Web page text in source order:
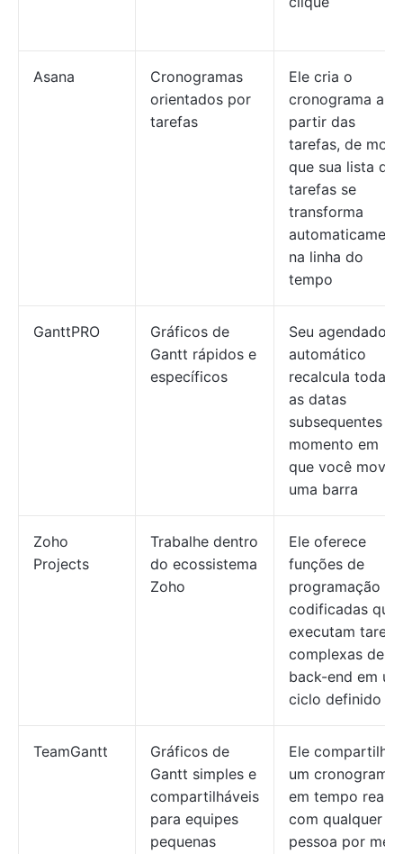
Asana
Cronogramas
orientados por
tarefas
Ele cria o
cronograma a
partir das
tarefas, de
que sua lista de
tarefas se
transforma
na linha do
tempo
GanttPRO
Gráficos de
Gantt rápidos e
específicos
Seu agendador
automático
recalcula todas
as datas
subsequentes no
momento em
que você move
uma barra
Zoho
Projects
Trabalhe dentro
do ecossistema
Zoho
Ele oferece
funções de
programação
codificadas que
executam
complexas de
back-end em um
ciclo definido
TeamGantt
Gráficos de
Gantt simples e
compartilháveis
para equipes
pequenas
Ele compartilha
um cronograma
em tempo real
com qualquer
pessoa por meio